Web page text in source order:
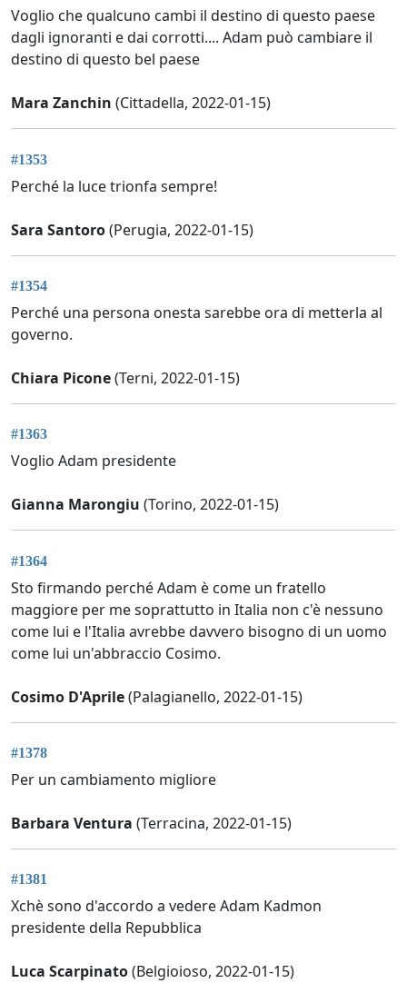
Voglio che qualcuno cambi il destino di questo paese
dagli ignoranti e dai corrotti.... Adam può cambiare il
destino di questo bel paese
Mara Zanchin (Cittadella, 2022-01-15)
#1353
Perché la luce trionfa sempre!
Sara Santoro(Perugia, 2022-01-15)
#1354
Perché una persona onesta sarebbe ora di metterla al
governo.
Chiara Picone(Terni, 2022-01-15)
#1363
Voglio Adam presidente
Gianna Marongiu (Torino, 2022-01-15)
#1364
Sto firmando perché Adam è come un fratello
maggiore per me soprattutto in Italia non c'è nessuno
come lui e l'Italia avrebbe davvero bisogno di un uomo
come lui un'abbraccio Cosimo.
Cosimo D'Aprile(Palagianello, 2022-01-15)
#1378
Per un cambiamento migliore
Barbara Ventura (Terracina, 2022-01-15)
#1381
Xchè sono d'accordo a vedere Adam Kadmon
presidente della Repubblica
Luca Scarpinato(Belgioioso, 2022-01-15)